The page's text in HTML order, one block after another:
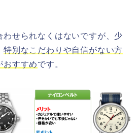
せられなくはないですが、少
特別なこだわりや自信がない方
おすすめです。